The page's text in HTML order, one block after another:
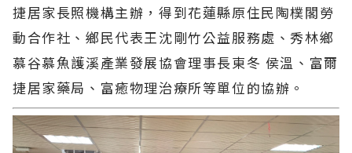
捷居家長照機構主辦，得到花蓮縣原住民陶樸閣勞
動合作社、鄉民代表王沈剛竹公益服務處、秀林鄉
慕谷慕魚護溪產業發展協會理事長東冬 侯溫、富爾
捷居家藥局、富癒物理治療所等單位的協辦。